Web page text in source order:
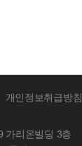
개인정보취급방침
가리온빌딩 3층